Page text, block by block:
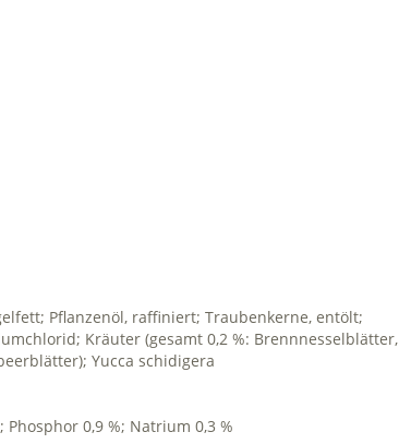
Pflanzenöl, raffiniert; Traubenkerne, entölt;
Kräuter (gesamt 0,2 %: Brennnesselblätter,
Yucca schidigera
Phosphor 0,9 %; Natrium 0,3 %